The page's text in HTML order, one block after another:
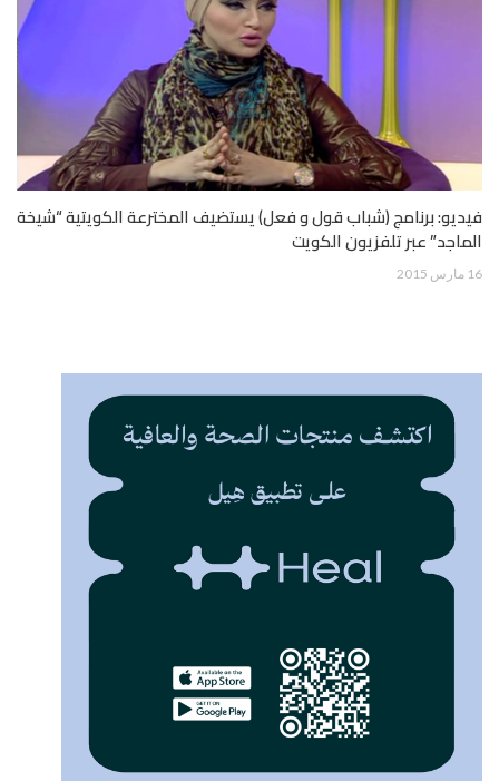
فيديو: برنامج (شباب قول و فعل) يستضيف المخترعة الكويتية “شيخة
الماجد” عبر تلفزيون الكويت
16 مارس 2015